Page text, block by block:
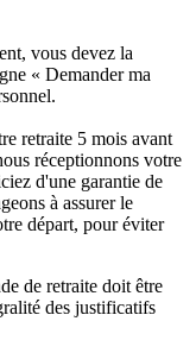
vous devez la
« Demander ma
retraite 5 mois avant
réceptionnons votre
d'une garantie de
à assurer le
départ, pour éviter
de retraite doit être
des justificatifs